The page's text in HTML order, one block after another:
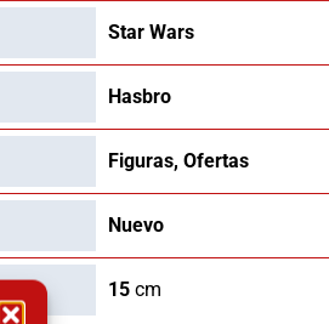
Star Wars
Hasbro
Figuras, Ofertas
Nuevo
15 cm